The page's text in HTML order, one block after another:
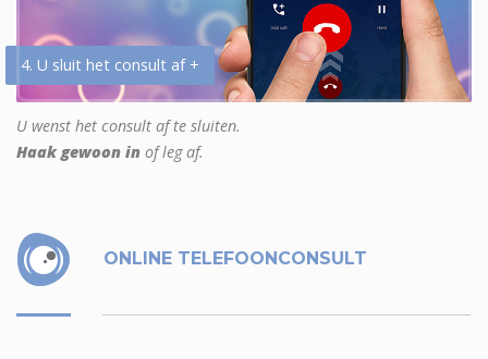
4. U sluit het consult af +
U wenst het consult af te sluiten.
Haak gewoon in of leg af.
ONLINE TELEFOONCONSULT